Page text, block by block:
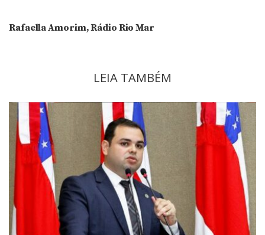
Rafaella Amorim, Rádio Rio Mar
LEIA TAMBÉM